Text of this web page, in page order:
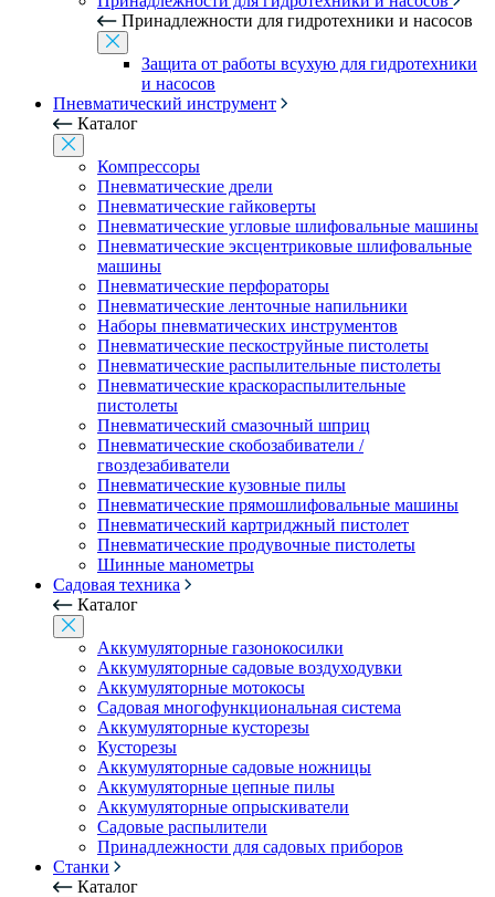
Принадлежности для гидротехники и насосов
Защита от работы всухую для гидротехники
и насосов
Пневматический инструмент
Каталог
Компрессоры
Пневматические дрели
Пневматические гайковерты
Пневматические угловые шлифовальные машины
Пневматические эксцентриковые шлифовальные
машины
Пневматические перфораторы
Пневматические ленточные напильники
Наборы пневматических инструментов
Пневматические пескоструйные пистолеты
Пневматические распылительные пистолеты
Пневматические краскораспылительные
пистолеты
Пневматический смазочный шприц
Пневматические скобозабиватели /
гвоздезабиватели
Пневматические кузовные пилы
Пневматические прямошлифовальные машины
Пневматический картриджный пистолет
Пневматические продувочные пистолеты
Шинные манометры
Садовая техника
Каталог
Аккумуляторные газонокосилки
Аккумуляторные садовые воздуходувки
Аккумуляторные мотокосы
Садовая многофункциональная система
Аккумуляторные кусторезы
Кусторезы
Аккумуляторные садовые ножницы
Аккумуляторные цепные пилы
Аккумуляторные опрыскиватели
Садовые распылители
Принадлежности для садовых приборов
Станки
Каталог